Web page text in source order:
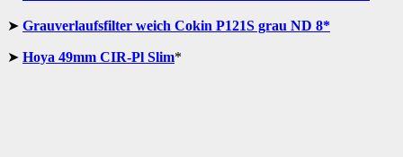
➤ Grauverlaufsfilter weich Cokin P121S grau ND 8*
➤ Hoya 49mm CIR-Pl Slim*